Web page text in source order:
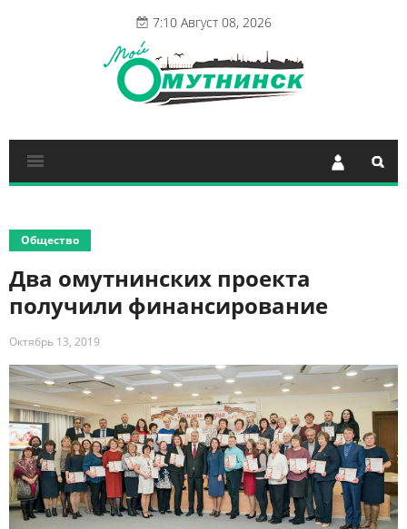
7:10 Август 08, 2026
Общество
Два омутнинских проекта
получили финансирование
Октябрь 13, 2019